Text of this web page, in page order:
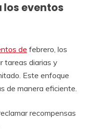
los eventos
de febrero, los
tareas diarias y
Este enfoque
de manera eficiente.
recompensas